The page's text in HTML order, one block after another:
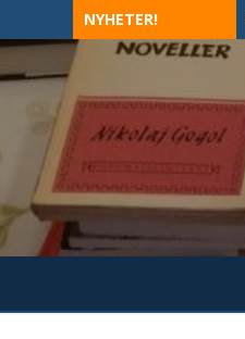
to
content
NYHETER!